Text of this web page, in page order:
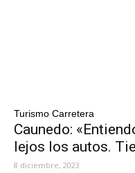
Turismo Carretera
Caunedo:
lejos los autos.
8 diciembre, 2023